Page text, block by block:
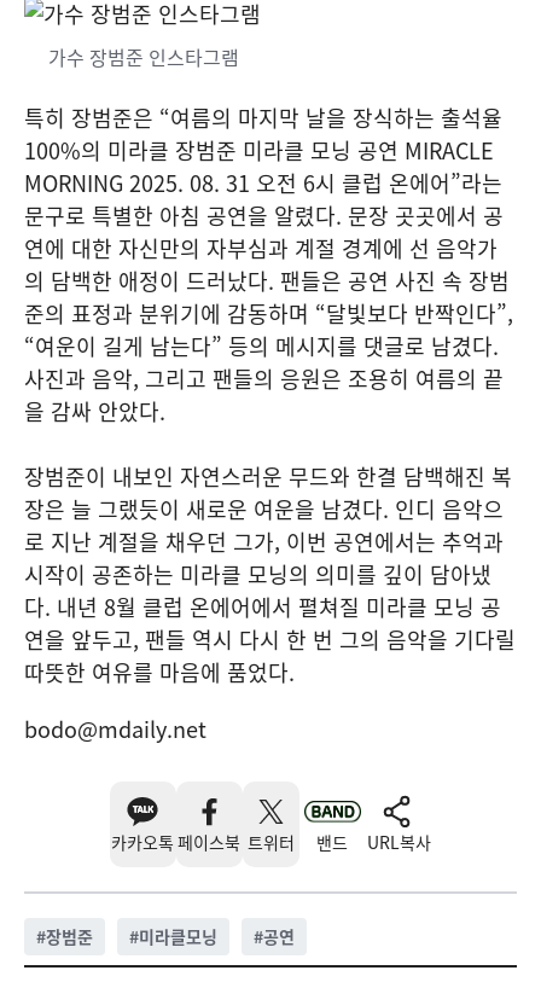
가수 장범준 인스타그램
특히 장범준은 “여름의 마지막 날을 장식하는 출석율
100%의 미라클 장범준 미라클 모닝 공연 MIRACLE
MORNING 2025. 08. 31 오전 6시 클럽 온에어”라는
문구로 특별한 아침 공연을 알렸다. 문장 곳곳에서 공
연에 대한 자신만의 자부심과 계절 경계에 선 음악가
의 담백한 애정이 드러났다. 팬들은 공연 사진 속 장범
준의 표정과 분위기에 감동하며 “달빛보다 반짝인다”,
“여운이 길게 남는다” 등의 메시지를 댓글로 남겼다.
사진과 음악, 그리고 팬들의 응원은 조용히 여름의 끝
을 감싸 안았다.
장범준이 내보인 자연스러운 무드와 한결 담백해진 복
장은 늘 그랬듯이 새로운 여운을 남겼다. 인디 음악으
로 지난 계절을 채우던 그가, 이번 공연에서는 추억과
시작이 공존하는 미라클 모닝의 의미를 깊이 담아냈
다. 내년 8월 클럽 온에어에서 펼쳐질 미라클 모닝 공
연을 앞두고, 팬들 역시 다시 한 번 그의 음악을 기다릴
따뜻한 여유를 마음에 품었다.
bodo@mdaily.net
카카오톡 페이스북 트위터 밴드 URL복사
#장범준 #미라클모닝 #공연